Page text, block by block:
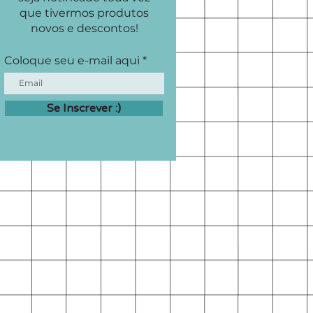
que tivermos produtos
novos e descontos!
Coloque seu e-mail aqui
Se Inscrever :)